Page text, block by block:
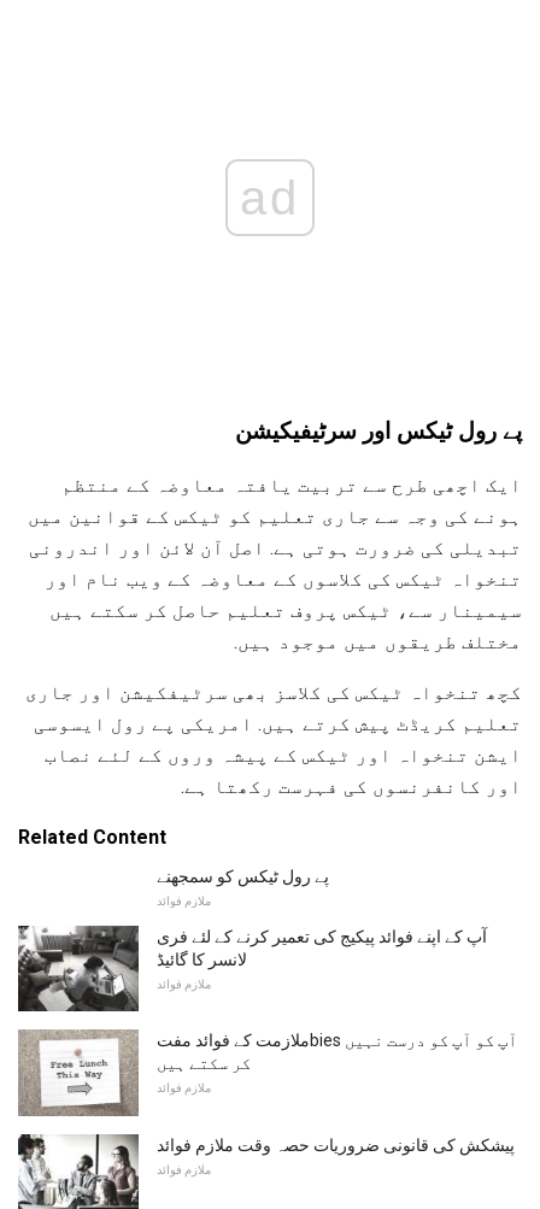
ad
پے رول ٹیکس اور سرٹیفیکیشن
ایک اچھی طرح سے تربیت یافتہ معاوضہ کے منتظم
ہونے کی وجہ سے جاری تعلیم کو ٹیکس کے قوانین میں
تبدیلی کی ضرورت ہوتی ہے. اصل آن لائن اور اندرونی
تنخواہ ٹیکس کی کلاسوں کے معاوضہ کے ویب نام اور
سیمینار سے، ٹیکس پروف تعلیم حاصل کر سکتے ہیں
مختلف طریقوں میں موجود ہیں.
کچھ تنخواہ ٹیکس کی کلاسز بھی سرٹیفکیشن اور جاری
تعلیم کریڈٹ پیش کرتے ہیں. امریکی پے رول ایسوسی
ایشن تنخواہ اور ٹیکس کے پیشہ وروں کے لئے نصاب
اور کانفرنسوں کی فہرست رکھتا ہے.
Related Content
پے رول ٹیکس کو سمجھنے
ملازم فوائد
آپ کے اپنے فوائد پیکیج کی تعمیر کرنے کے لئے فری
لانسر کا گائیڈ
ملازم فوائد
ملازمت کے فوائد مفتbies آپ کو آپ کو درست نہیں
کر سکتے ہیں
ملازم فوائد
پیشکش کی قانونی ضروریات حصہ وقت ملازم فوائد
ملازم فوائد